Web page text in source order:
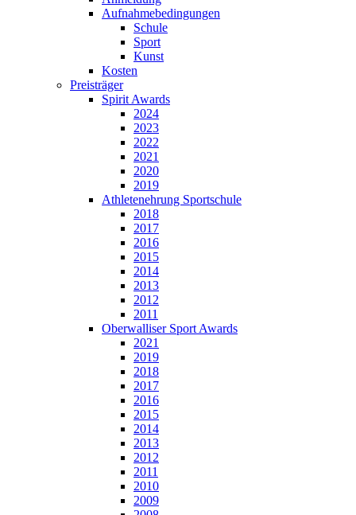
Aufnahmebedingungen
Schule
Sport
Kunst
Kosten
Preisträger
Spirit Awards
2024
2023
2022
2021
2020
2019
Athletenehrung Sportschule
2018
2017
2016
2015
2014
2013
2012
2011
Oberwalliser Sport Awards
2021
2019
2018
2017
2016
2015
2014
2013
2012
2011
2010
2009